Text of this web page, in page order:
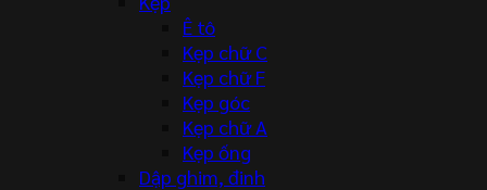
Ê tô
Kẹp chữ C
Kẹp chữ F
Kẹp góc
Kẹp chữ A
Kẹp ống
Dập ghim, đinh